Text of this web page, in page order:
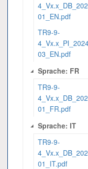
01_EN.pdf
TR9-9-
03_EN.pdf
Sprache: FR
TR9-9-
01_FR.pdf
Sprache: IT
TR9-9-
01_IT.pdf